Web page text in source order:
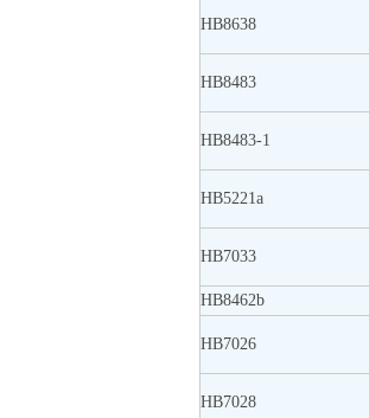
HB8638
HB8483
HB8483-1
HB5221a
HB7033
HB8462b
HB7026
HB7028